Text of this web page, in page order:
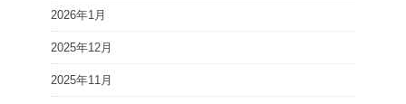
2026年1月
2025年12月
2025年11月